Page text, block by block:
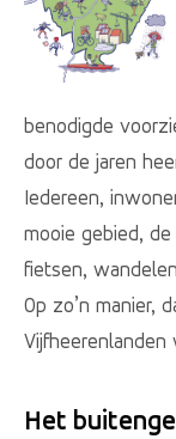
benodigde
door de jaren
Iedereen,
mooie gebied,
fietsen,
Op zo’n manier,
Het